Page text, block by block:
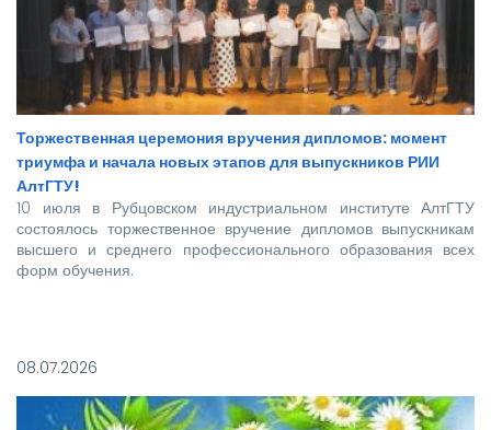
Торжественная церемония вручения дипломов: момент
триумфа и начала новых этапов для выпускников РИИ
АлтГТУ!
10 июля в Рубцовском индустриальном институте АлтГТУ
состоялось торжественное вручение дипломов выпускникам
высшего и среднего профессионального образования всех
форм обучения.
высококвалифицированных специалистов, которым предстоит
стать надежной опорой и строить будущее нашей великой
страны.
08.07.2026